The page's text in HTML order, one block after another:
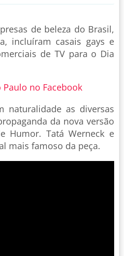
de beleza do Brasil,
incluíram casais gays e
de TV para o Dia
Paulo no Facebook
naturalidade as diversas
da nova versão
Humor. Tatá Werneck e
mais famoso da peça.